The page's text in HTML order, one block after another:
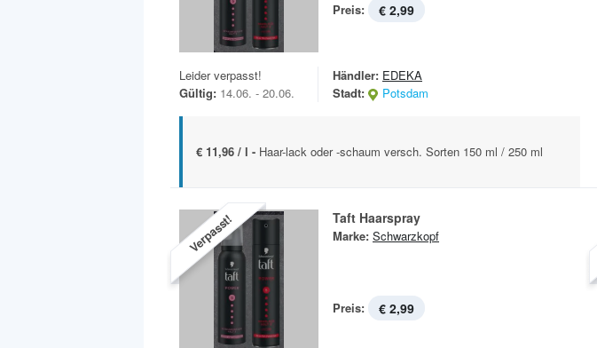
Preis: € 2,99
Leider verpasst!
Gültig: 14.06. - 20.06.
Händler: EDEKA
Stadt:
Potsdam
€ 11,96 / l - Haar-lack oder -schaum versch. Sorten 150 ml / 250 ml
Verpasst! Taft Haarspray
Marke: Schwarzkopf
Preis: € 2,99